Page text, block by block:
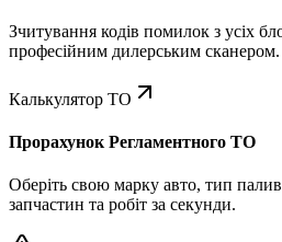
Зчитування кодів помилок з усіх
професійним дилерським сканером.
Калькулятор ТО
Прорахунок Регламентного ТО
Оберіть свою марку авто, тип
запчастин та робіт за секунди.